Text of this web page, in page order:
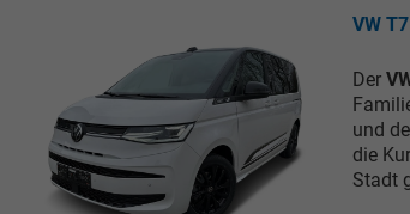
VW
Der
und
die
Stadt